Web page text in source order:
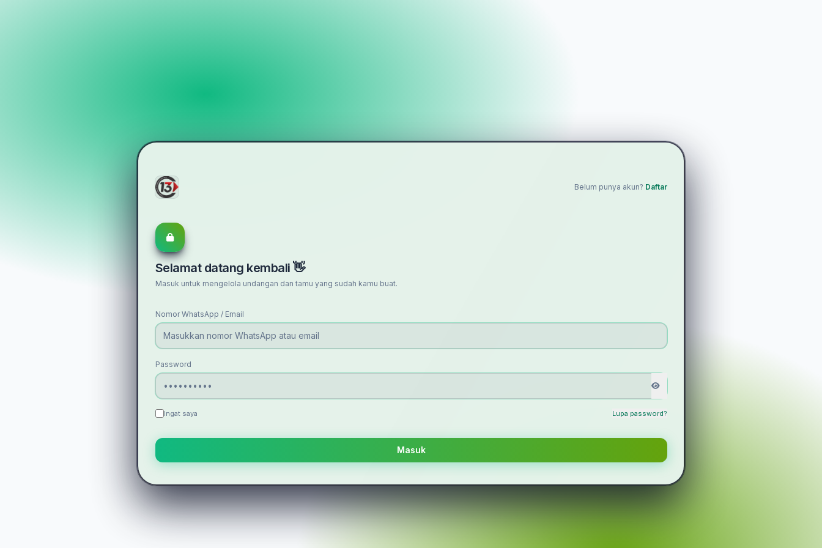
Belum punya akun? Daftar
Selamat datang kembali 👋
Masuk untuk mengelola undangan dan tamu yang sudah kamu buat.
Nomor WhatsApp / Email
Password
Ingat saya Lupa password?
Masuk